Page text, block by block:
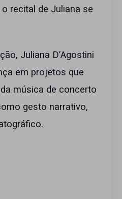
recital de Juliana se
Juliana D’Agostini
em projetos que
música de concerto
gesto narrativo,